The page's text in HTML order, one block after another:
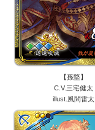
【孫堅】
C.V.三宅健太
illust.風間雷太